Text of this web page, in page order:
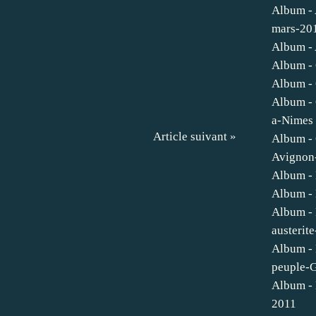
Article suivant »
Album -
mars-
Album -
Album -
Album -
Album -
a-Nimes
Album -
Album -
Album -
Album -
Album -
peuple-
Album -
2011